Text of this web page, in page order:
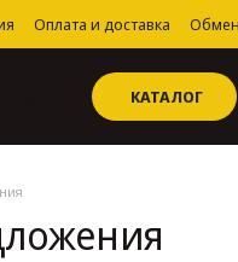
Оплата и доставка
КАТАЛОГ